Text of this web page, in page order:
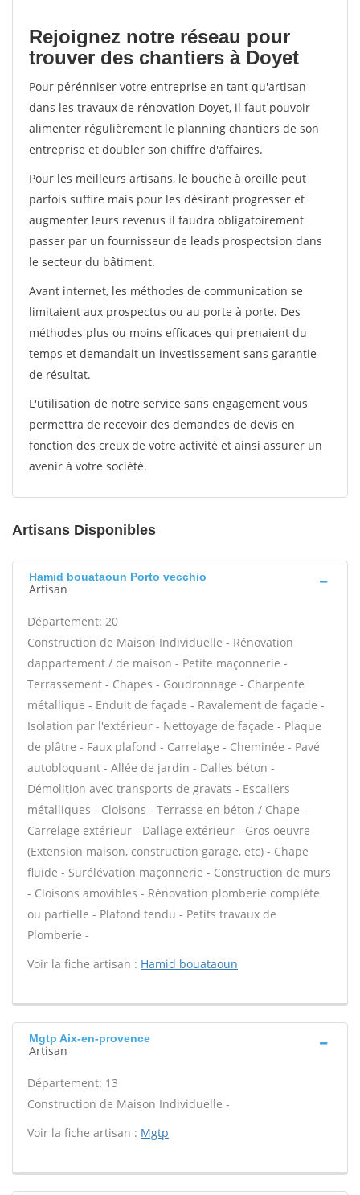
Rejoignez notre réseau pour
trouver des chantiers à Doyet
Pour pérénniser votre entreprise en tant qu'artisan
dans les travaux de rénovation Doyet, il faut pouvoir
alimenter régulièrement le planning chantiers de son
entreprise et doubler son chiffre d'affaires.
Pour les meilleurs artisans, le bouche à oreille peut
parfois suffire mais pour les désirant progresser et
augmenter leurs revenus il faudra obligatoirement
passer par un fournisseur de leads prospectsion dans
le secteur du bâtiment.
Avant internet, les méthodes de communication se
limitaient aux prospectus ou au porte à porte. Des
méthodes plus ou moins efficaces qui prenaient du
temps et demandait un investissement sans garantie
de résultat.
L'utilisation de notre service sans engagement vous
permettra de recevoir des demandes de devis en
fonction des creux de votre activité et ainsi assurer un
avenir à votre société.
Artisans Disponibles
Hamid bouataoun Porto vecchio
Artisan
Département: 20
Construction de Maison Individuelle - Rénovation
dappartement / de maison - Petite maçonnerie -
Terrassement - Chapes - Goudronnage - Charpente
métallique - Enduit de façade - Ravalement de façade -
Isolation par l'extérieur - Nettoyage de façade - Plaque
de plâtre - Faux plafond - Carrelage - Cheminée - Pavé
autobloquant - Allée de jardin - Dalles béton -
Démolition avec transports de gravats - Escaliers
métalliques - Cloisons - Terrasse en béton / Chape -
Carrelage extérieur - Dallage extérieur - Gros oeuvre
(Extension maison, construction garage, etc) - Chape
fluide - Surélévation maçonnerie - Construction de murs
- Cloisons amovibles - Rénovation plomberie complète
ou partielle - Plafond tendu - Petits travaux de
Plomberie -
Voir la fiche artisan : Hamid bouataoun
Mgtp Aix-en-provence
Artisan
Département: 13
Construction de Maison Individuelle -
Voir la fiche artisan : Mgtp